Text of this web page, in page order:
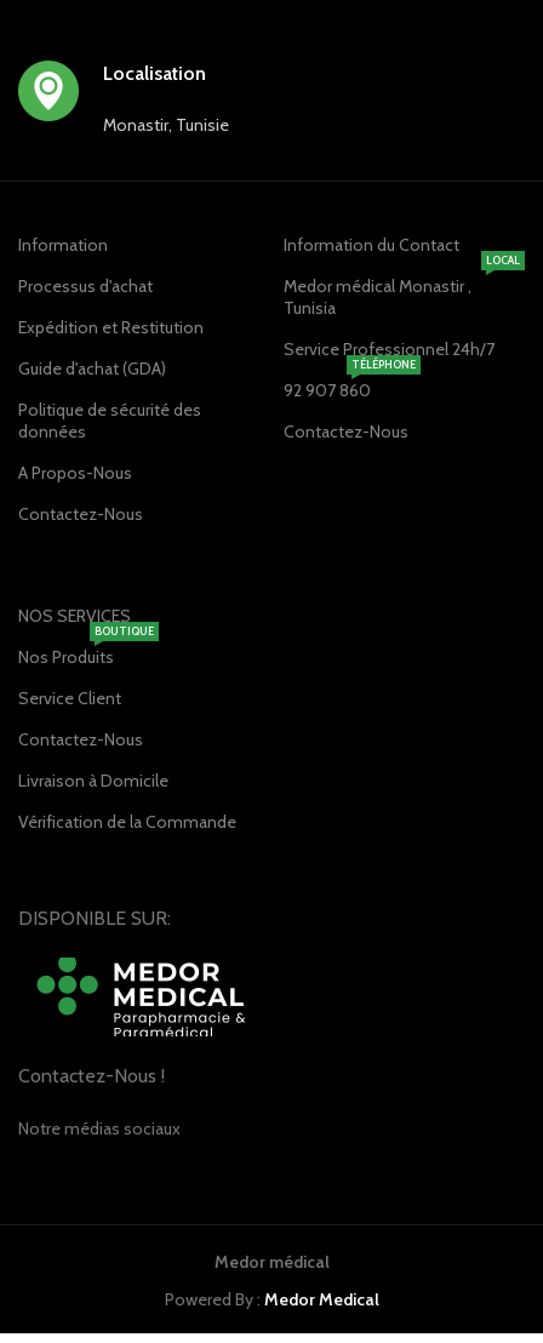
Localisation
Monastir, Tunisie
Information
Processus d'achat
Expédition et Restitution
Guide d'achat (GDA)
Politique de sécurité des
données
A Propos-Nous
Contactez-Nous
Information du Contact
Medor médical Monastir ,
Tunisia
LOCAL
Service Professionnel 24h/7
92 907 860
TÉLÉPHONE
Contactez-Nous
NOS SERVICES
Nos Produits
BOUTIQUE
Service Client
Contactez-Nous
Livraison à Domicile
Vérification de la Commande
DISPONIBLE SUR:
Contactez-Nous !
Notre médias sociaux
Medor médical
Powered By : Medor Medical